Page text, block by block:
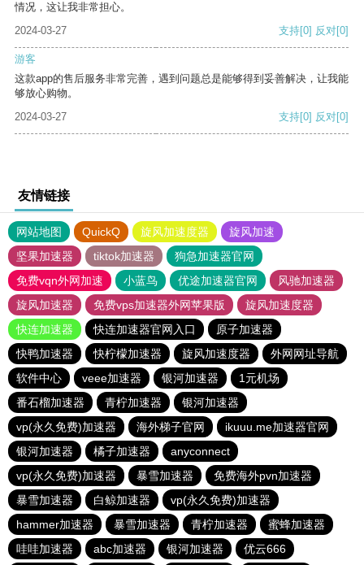
情况，这让我非常担心。
2024-03-27
支持[0] 反对[0]
游客
这款app的售后服务非常完善，遇到问题总是能够得到妥善解决，让我能
够放心购物。
2024-03-27
支持[0] 反对[0]
友情链接
网站地图 QuickQ 旋风加速度器
旋风加速
坚果加速器
tiktok加速器
狗急加速器官网
免费vqn外网加速
小蓝鸟 优途加速器官网
风驰加速器
旋风加速器
免费vps加速器外网苹果版
旋风加速度器
快连加速器
快连加速器官网入口
原子加速器
快鸭加速器
快柠檬加速器 旋风加速度器
外网网址导航
软件中心
veee加速器 银河加速器
1元机场
番石榴加速器
青柠加速器
银河加速器
vp(永久免费)加速器
海外梯子官网
ikuuu.me加速器官网
银河加速器
橘子加速器
anyconnect
vp(永久免费)加速器
暴雪加速器
免费海外pvn加速器
暴雪加速器
白鲸加速器
vp(永久免费)加速器
hammer加速器
暴雪加速器 青柠加速器
蜜蜂加速器
哇哇加速器
abc加速器 银河加速器 优云666